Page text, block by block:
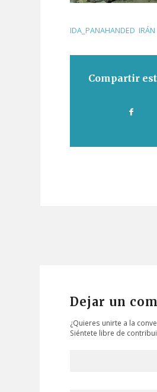
IDA_PANAHANDED IRÁN
Compartir
Dejar un
¿Quieres unirte a la
Siéntete libre de